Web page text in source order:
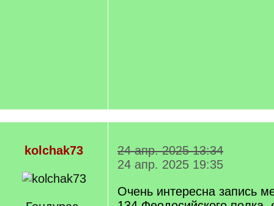
kolchak73
24 апр. 2025 13:34
24 апр. 2025 19:35
Очень интересна запись